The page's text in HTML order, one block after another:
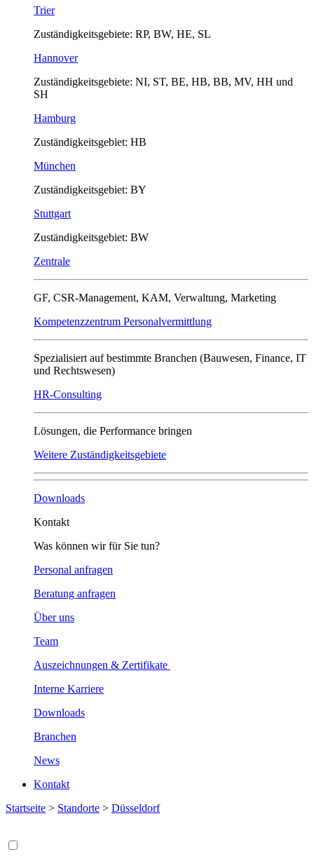
Trier
Zuständigkeitsgebiete: RP, BW, HE, SL
Hannover
Zuständigkeitsgebiete: NI, ST, BE, HB, BB, MV, HH und
SH
Hamburg
Zuständigkeitsgebiet: HB
München
Zuständigkeitsgebiet: BY
Stuttgart
Zuständigkeitsgebiet: BW
Zentrale
GF, CSR-Management, KAM, Verwaltung, Marketing
Kompetenzzentrum Personalvermittlung
Spezialisiert auf bestimmte Branchen (Bauwesen, Finance, IT
und Rechtswesen)
HR-Consulting
Lösungen, die Performance bringen
Weitere Zuständigkeitsgebiete
Downloads
Kontakt
Was können wir für Sie tun?
Personal anfragen
Beratung anfragen
Über uns
Team
Auszeichnungen & Zertifikate
Interne Karriere
Downloads
Branchen
News
Kontakt
Startseite > Standorte > Düsseldorf